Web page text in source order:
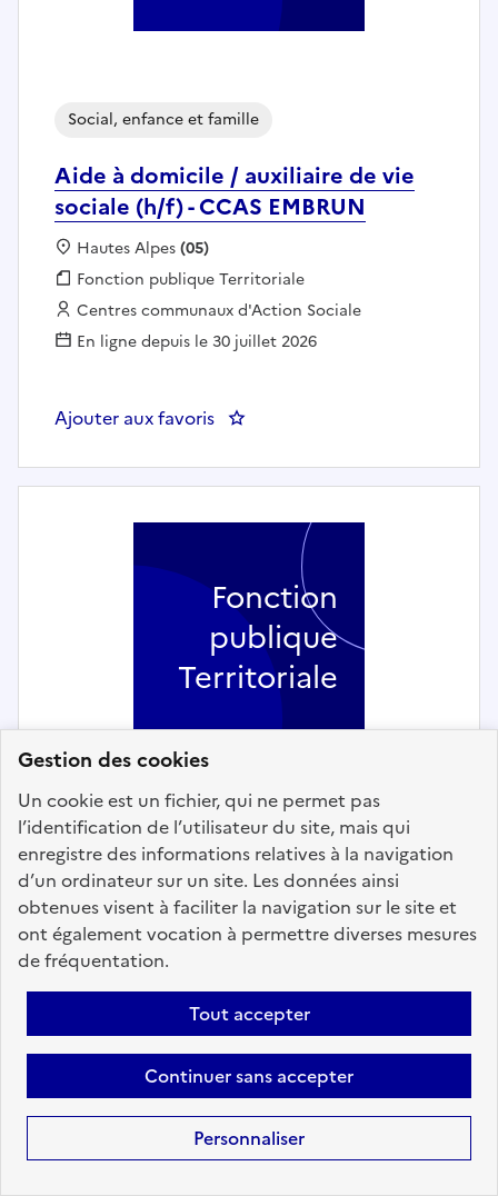
Gestion des cookies
Un cookie est un fichier, qui ne permet pas
l’identification de l’utilisateur du site, mais qui
enregistre des informations relatives à la navigation
d’un ordinateur sur un site. Les données ainsi
obtenues visent à faciliter la navigation sur le site et
ont également vocation à permettre diverses mesures
de fréquentation.
Tout accepter
Continuer sans accepter
Personnaliser
Aide à domicile / auxiliaire de vie
sociale (h/f) - CCAS EMBRUN
Social, enfance et famille
Localisation :
Hautes Alpes(05)
Fonction publique :
Fonction publique Territoriale
Employeur :
Centres communaux d'Action Sociale
En ligne depuis le 30 juillet 2026
Ajouter aux favoris : Aide à domicile / auxiliaire de
ÉDUCATEUR DE PRÉVENTION,
ENFANCE, JEUNESSE, FAMILLE
(H/F)
Social, enfance et famille
Fonction publique :
Fonction publique Territoriale
Employeur :
Etablissements publics de coopération
intercommunale
En ligne depuis le 30 juillet 2026
Fonction
publique
Territoriale